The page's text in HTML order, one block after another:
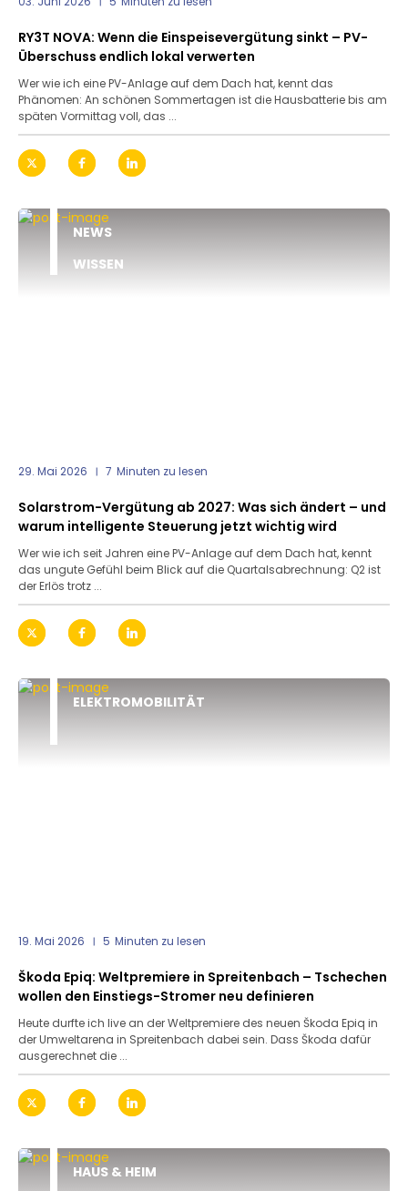
RY3T NOVA: Wenn die Einspeisevergütung sinkt – PV-
Überschuss endlich lokal verwerten
Wer wie ich eine PV-Anlage auf dem Dach hat, kennt das
Phänomen: An schönen Sommertagen ist die Hausbatterie bis am
späten Vormittag voll, das ...
NEWS
WISSEN
29. Mai 2026 7 Minuten zu lesen
Solarstrom-Vergütung ab 2027: Was sich ändert – und
warum intelligente Steuerung jetzt wichtig wird
Wer wie ich seit Jahren eine PV-Anlage auf dem Dach hat, kennt
das ungute Gefühl beim Blick auf die Quartalsabrechnung: Q2 ist
der Erlös trotz ...
ELEKTROMOBILITÄT
19. Mai 2026 5 Minuten zu lesen
Škoda Epiq: Weltpremiere in Spreitenbach – Tschechen
wollen den Einstiegs-Stromer neu definieren
Heute durfte ich live an der Weltpremiere des neuen Škoda Epiq in
der Umweltarena in Spreitenbach dabei sein. Dass Škoda dafür
ausgerechnet die ...
HAUS & HEIM